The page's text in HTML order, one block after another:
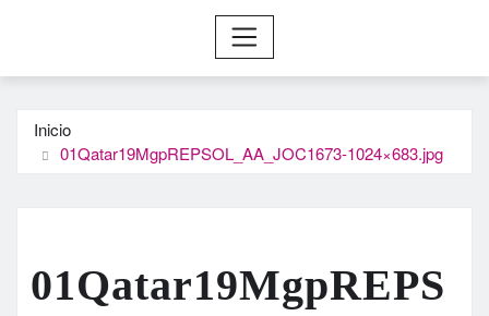
Inicio
01Qatar19MgpREPSOL_AA_JOC1673-1024×683.jpg
01Qatar19MgpREPS